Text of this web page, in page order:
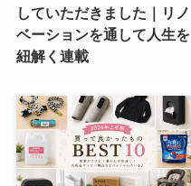
していただきました｜リノ
ベーションを通して人生を
紐解く連載